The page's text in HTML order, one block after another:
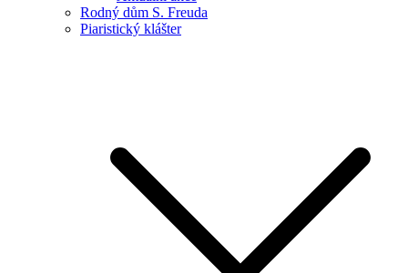
Rodný dům S. Freuda
Piaristický klášter